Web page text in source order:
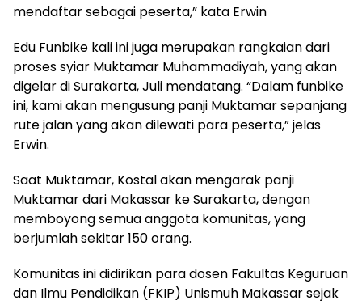
mendaftar sebagai peserta,” kata Erwin
Edu Funbike kali ini juga merupakan rangkaian dari
proses syiar Muktamar Muhammadiyah, yang akan
digelar di Surakarta, Juli mendatang. “Dalam funbike
ini, kami akan mengusung panji Muktamar sepanjang
rute jalan yang akan dilewati para peserta,” jelas
Erwin.
Saat Muktamar, Kostal akan mengarak panji
Muktamar dari Makassar ke Surakarta, dengan
memboyong semua anggota komunitas, yang
berjumlah sekitar 150 orang.
Komunitas ini didirikan para dosen Fakultas Keguruan
dan Ilmu Pendidikan (FKIP) Unismuh Makassar sejak